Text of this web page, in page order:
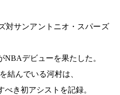
対サンアントニオ・スパーズ
NBAデビューを果たした。
結んでいる河村は、
き初アシストを記録。